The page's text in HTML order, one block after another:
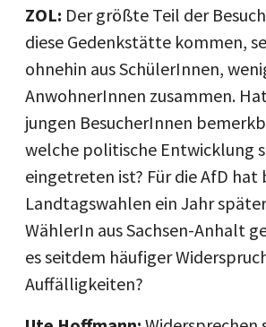
ZOL: Der größte Teil der
diese Gedenkstätte kommen,
ohnehin aus SchülerInnen,
AnwohnerInnen zusammen.
jungen BesucherInnen
welche politische Entwicklung
eingetreten ist? Für die AfD hat
Landtagswahlen ein Jahr
WählerIn aus Sachsen-Anhalt
es seitdem häufiger
Auffälligkeiten?